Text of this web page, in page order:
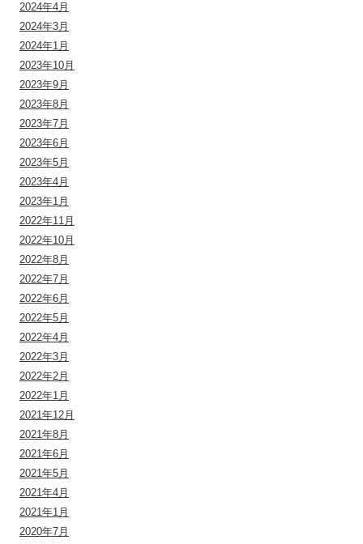
2024年4月
2024年3月
2024年1月
2023年10月
2023年9月
2023年8月
2023年7月
2023年6月
2023年5月
2023年4月
2023年1月
2022年11月
2022年10月
2022年8月
2022年7月
2022年6月
2022年5月
2022年4月
2022年3月
2022年2月
2022年1月
2021年12月
2021年8月
2021年6月
2021年5月
2021年4月
2021年1月
2020年7月